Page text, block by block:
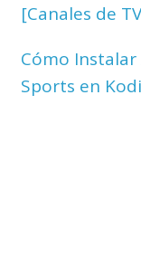
[Canales de
Cómo
Sports en Kodi